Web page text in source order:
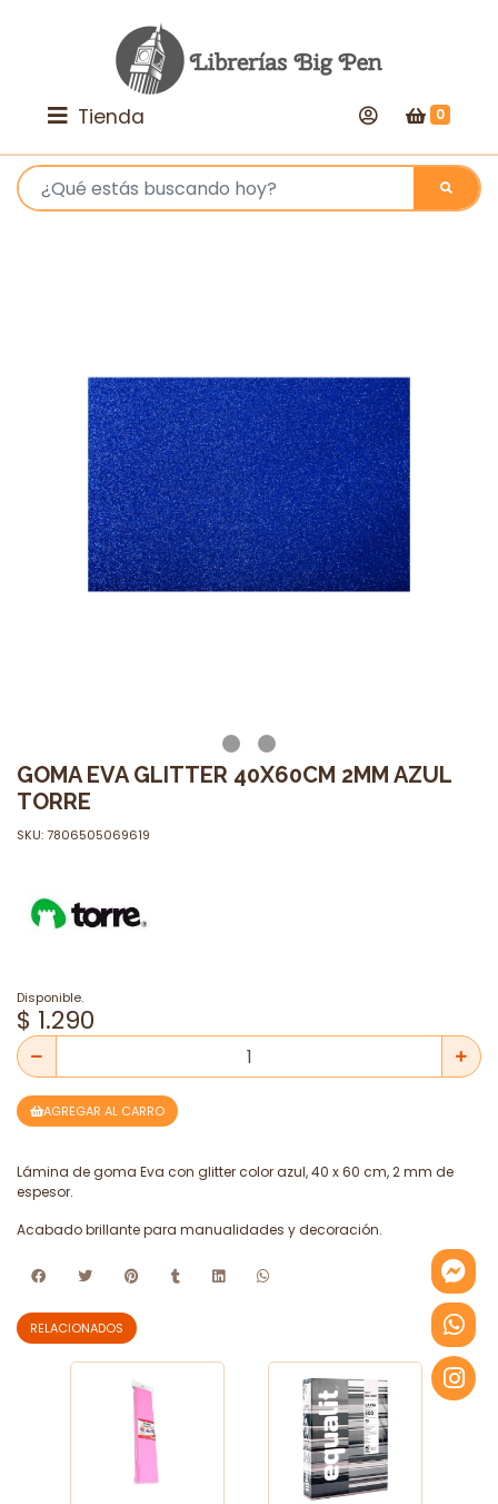
Tienda 0
GOMA EVA GLITTER 40X60CM 2MM AZUL
TORRE
SKU: 7806505069619
Disponible.
$ 1.290
AGREGAR AL CARRO
Lámina de goma Eva con glitter color azul, 40 x 60 cm, 2 mm de
espesor.
Acabado brillante para manualidades y decoración.
RELACIONADOS